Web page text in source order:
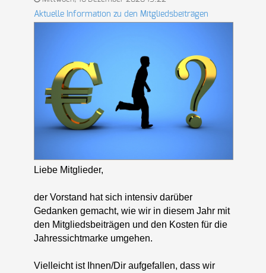
Aktuelle Information zu den Mitgliedsbeiträgen
Liebe Mitglieder,
der Vorstand hat sich intensiv darüber
Gedanken gemacht, wie wir in diesem Jahr mit
den Mitgliedsbeiträgen und den Kosten für die
Jahressichtmarke umgehen.
Vielleicht ist Ihnen/Dir aufgefallen, dass wir